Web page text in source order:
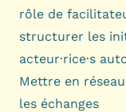
rôle de
structurer les
acteur·rice·s
Mettre en
les échanges